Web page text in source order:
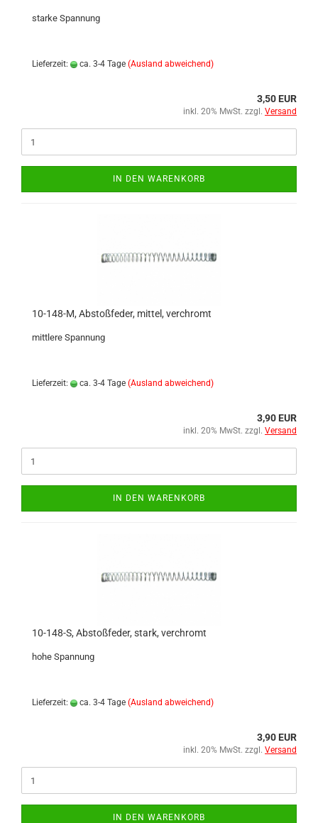
starke Spannung
Lieferzeit: ca. 3-4 Tage (Ausland abweichend)
3,50 EUR
inkl. 20% MwSt. zzgl. Versand
IN DEN WARENKORB
10-148-M, Abstoßfeder, mittel, verchromt
mittlere Spannung
Lieferzeit: ca. 3-4 Tage (Ausland abweichend)
3,90 EUR
inkl. 20% MwSt. zzgl. Versand
IN DEN WARENKORB
10-148-S, Abstoßfeder, stark, verchromt
hohe Spannung
Lieferzeit: ca. 3-4 Tage (Ausland abweichend)
3,90 EUR
inkl. 20% MwSt. zzgl. Versand
IN DEN WARENKORB